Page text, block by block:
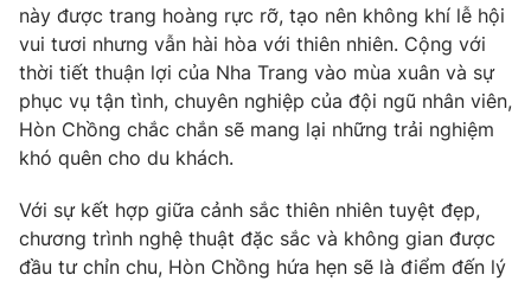
này được trang hoàng rực rỡ, tạo nên không khí lễ hội
vui tươi nhưng vẫn hài hòa với thiên nhiên. Cộng với
thời tiết thuận lợi của Nha Trang vào mùa xuân và sự
phục vụ tận tình, chuyên nghiệp của đội ngũ nhân viên,
Hòn Chồng chắc chắn sẽ mang lại những trải nghiệm
khó quên cho du khách.
Với sự kết hợp giữa cảnh sắc thiên nhiên tuyệt đẹp,
chương trình nghệ thuật đặc sắc và không gian được
đầu tư chỉn chu, Hòn Chồng hứa hẹn sẽ là điểm đến lý